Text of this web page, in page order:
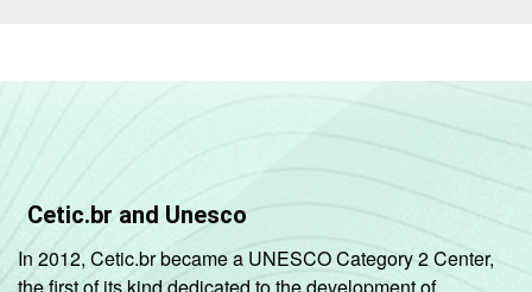
Cetic.br and Unesco
In 2012, Cetic.br became a UNESCO Category 2 Center,